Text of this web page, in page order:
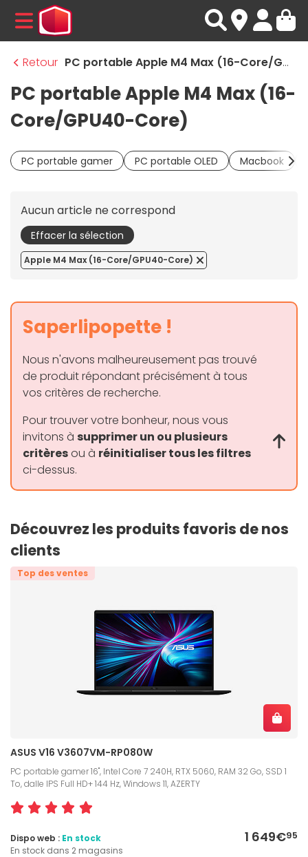
MENU
Retour
PC portable Apple M4 Max (16-Core/GPU40-Core)
PC portable Apple M4 Max (16-
Core/GPU40-Core)
PC portable gamer PC portable OLED Macbook
Aucun article ne correspond
Effacer la sélection
Apple M4 Max (16-Core/GPU40-Core)
Saperlipopette !
Nous n'avons malheureusement pas trouvé
de produit répondant précisément à tous
vos critères de recherche.
Pour trouver votre bonheur, nous vous
invitons à supprimer un ou plusieurs
critèresou à réinitialiser tous les filtres
ci-dessus.
Découvrez les produits favoris de nos
clients
Top des ventes
ASUS V16 V3607VM-RP080W
PC portable gamer 16", Intel Core 7 240H, RTX 5060, RAM 32 Go, SSD 1
To, dalle IPS Full HD+ 144 Hz, Windows 11, AZERTY
1 649€95
Dispo web : En stock
En stock dans 2 magasins